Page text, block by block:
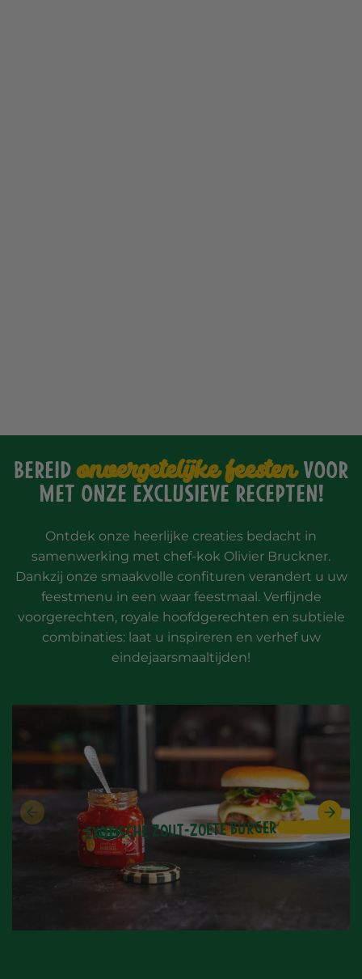
Bereidonvergetelijke feestenvoor
met onze exclusieve recepten!
Ontdek onze heerlijke creaties bedacht in
samenwerking met chef-kok Olivier Bruckner.
Dankzij onze smaakvolle confituren verandert u uw
feestmenu in een waar feestmaal. Verfijnde
voorgerechten, royale hoofdgerechten en subtiele
combinaties: laat u inspireren en verhef uw
eindejaarsmaaltijden!
Exotische zout-zoete burger